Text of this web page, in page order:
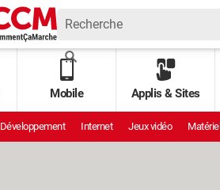
Mobile Applis & Sites
Développement Internet Jeux vidéo Matériel